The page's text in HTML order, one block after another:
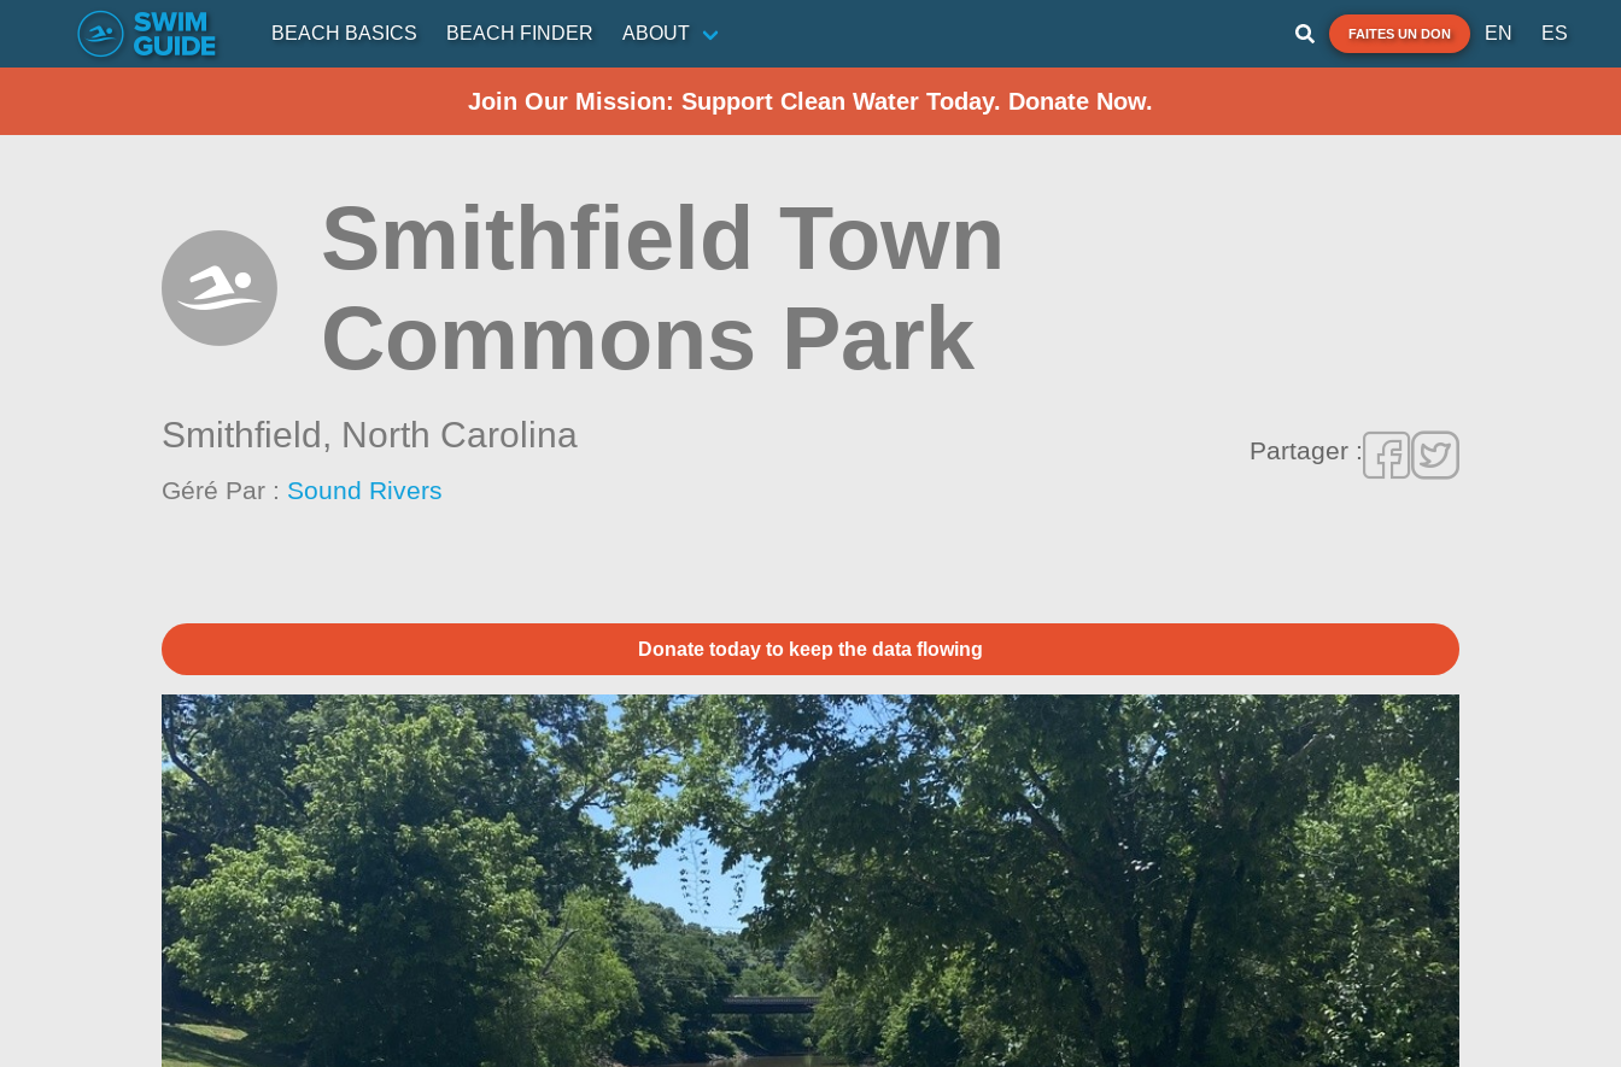
BEACH BASICS BEACH FINDER ABOUT FAITES UN DON EN ES
Join Our Mission: Support Clean Water Today. Donate Now.
Smithfield Town
Commons Park
Smithfield, North Carolina
Géré Par : Sound Rivers
Partager :
Donate today to keep the data flowing